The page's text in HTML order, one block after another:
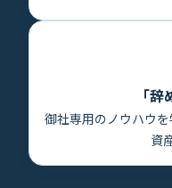
「
御社専用のノウハウ
資